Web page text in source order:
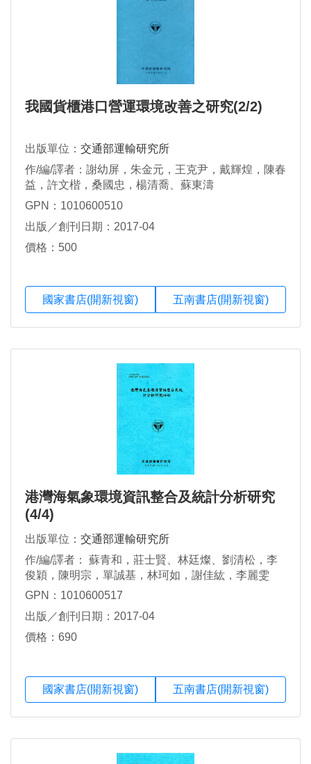
我國貨櫃港口營運環境改善之研究(2/2)
出版單位： 交通部運輸研究所
作/編/譯者：謝幼屏，朱金元，王克尹，戴輝煌，陳春
益，許文楷，桑國忠，楊清喬、蘇東濤
GPN：1010600510
出版／創刊日期：2017-04
價格：500
國家書店(開新視窗) 五南書店(開新視窗)
港灣海氣象環境資訊整合及統計分析研究
(4/4)
出版單位： 交通部運輸研究所
作/編/譯者： 蘇青和，莊士賢、林廷燦、劉清松，李
俊穎，陳明宗，單誠基，林珂如，謝佳紘，李麗雯
GPN：1010600517
出版／創刊日期：2017-04
價格：690
國家書店(開新視窗) 五南書店(開新視窗)